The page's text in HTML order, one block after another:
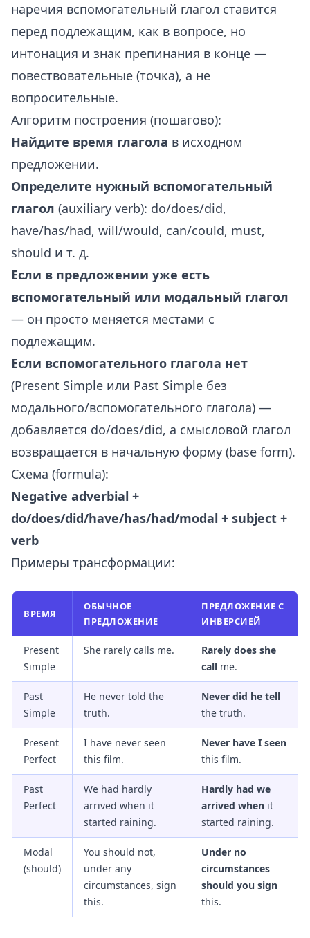
наречия вспомогательный глагол ставится
перед подлежащим, как в вопросе, но
интонация и знак препинания в конце —
повествовательные (точка), а не
вопросительные.
Алгоритм построения (пошагово):
Найдите время глагола в исходном
предложении.
Определите нужный вспомогательный
глагол (auxiliary verb): do/does/did,
have/has/had, will/would, can/could, must,
should и т. д.
Если в предложении уже есть
вспомогательный или модальный глагол
— он просто меняется местами с
подлежащим.
Если вспомогательного глагола нет
(Present Simple или Past Simple без
модального/вспомогательного глагола) —
добавляется do/does/did, а смысловой глагол
возвращается в начальную форму (base form).
Схема (formula):
Negative adverbial +
do/does/did/have/has/had/modal + subject +
verb
Примеры трансформации:
ВРЕМЯ
ОБЫЧНОЕ
ПРЕДЛОЖЕНИЕ
ПРЕДЛОЖЕНИЕ С
ИНВЕРСИЕЙ
Present
Simple
She rarely calls me.
Rarely does she
call me.
Past
Simple
He never told the
truth.
Never did he tell
the truth.
Present
Perfect
I have never seen
this film.
Never have I seen
this film.
Past
Perfect
We had hardly
arrived when it
started raining.
Hardly had we
arrived when it
started raining.
Modal
(should)
You should not,
under any
circumstances, sign
this.
Under no
circumstances
should you sign
this.